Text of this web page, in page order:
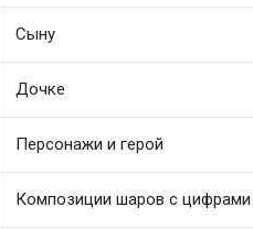
Сыну
Дочке
Персонажи и герой
Композиции шаров с цифрами